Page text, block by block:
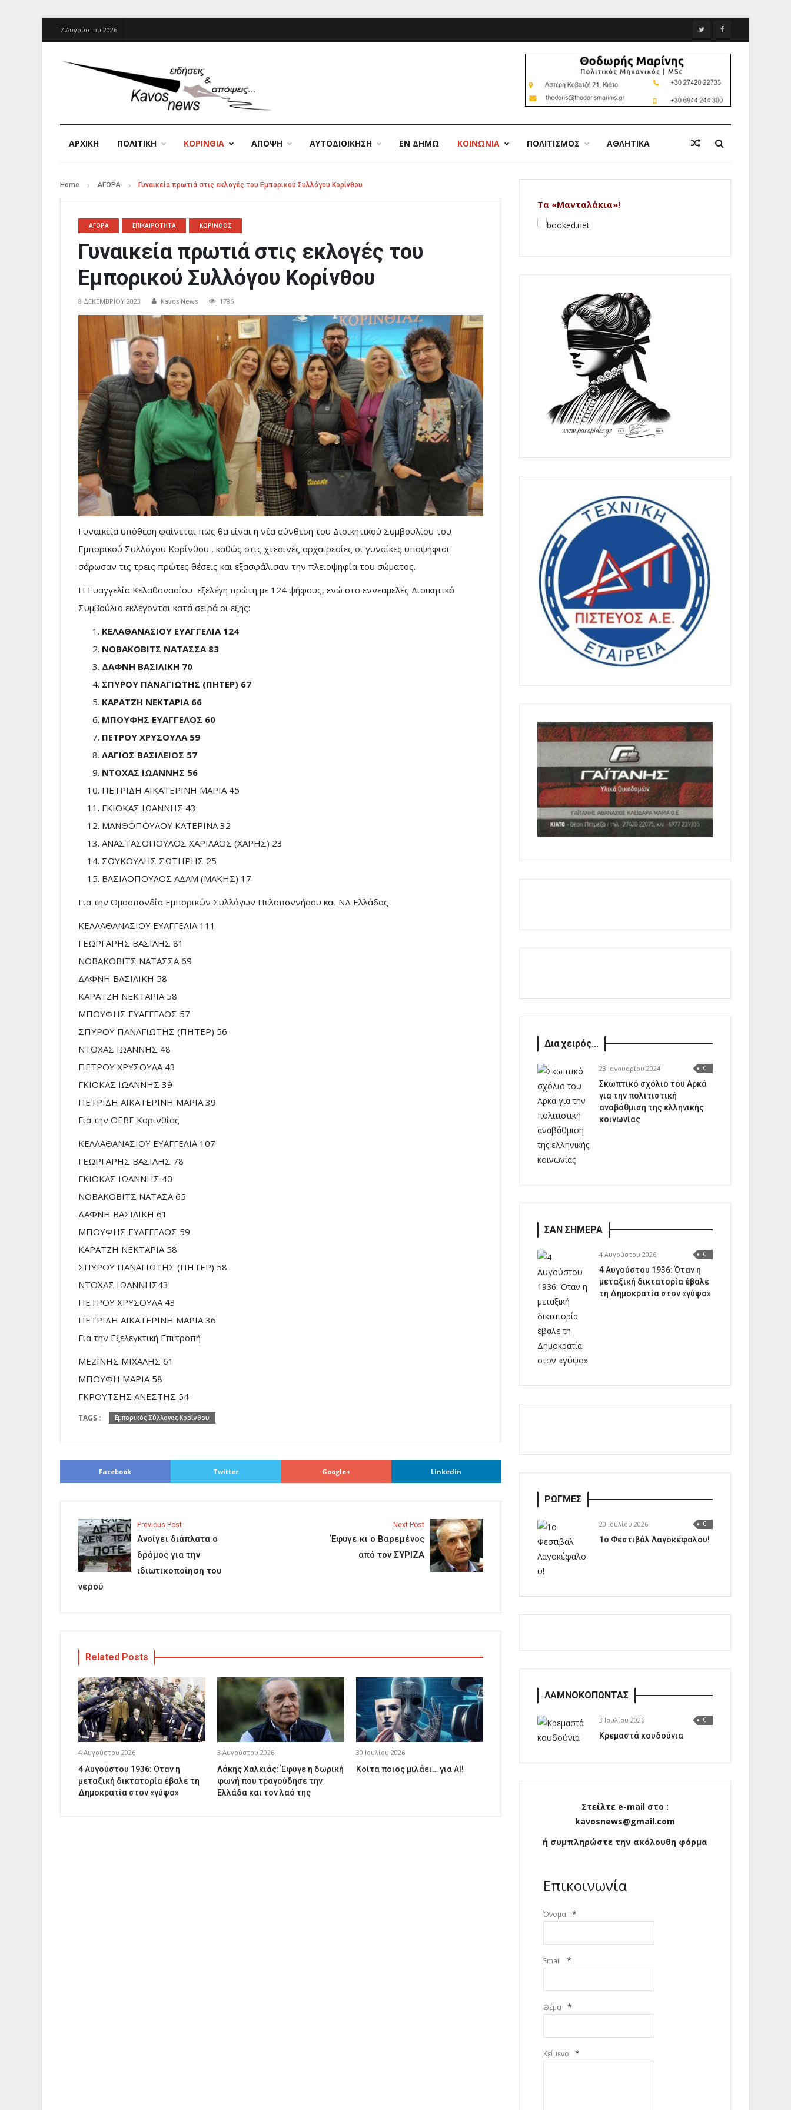
7 Αυγούστου 2026
ΑΡΧΙΚΉ ΠΟΛΙΤΙΚΗ ΚΟΡΙΝΘΙΑ ΑΠΟΨΗ ΑΥΤΟΔΙΟΙΚΗΣΗ ΕΝ ΔΗΜΩ ΚΟΙΝΩΝΙΑ ΠΟΛΙΤΙΣΜΟΣ ΑΘΛΗΤΙΚΑ
Home ΑΓΟΡΑ Γυναικεία πρωτιά στις εκλογές του Εμπορικού Συλλόγου Κορίνθου
ΑΓΟΡΑ ΕΠΙΚΑΙΡΟΤΗΤΑ ΚΟΡΙΝΘΟΣ
Γυναικεία πρωτιά στις εκλογές του
Εμπορικού Συλλόγου Κορίνθου
8 ΔΕΚΕΜΒΡΊΟΥ 2023 Kavos News 1786
Γυναικεία υπόθεση φαίνεται πως θα είναι η νέα σύνθεση του Διοικητικού Συμβουλίου του
Εμπορικού Συλλόγου Κορίνθου , καθώς στις χτεσινές αρχαιρεσίες οι γυναίκες υποψήφιοι
σάρωσαν τις τρεις πρώτες θέσεις και εξασφάλισαν την πλειοψηφία του σώματος.
Η Ευαγγελία Κελαθανασίου εξελέγη πρώτη με 124 ψήφους, ενώ στο εννεαμελές Διοικητικό
Συμβούλιο εκλέγονται κατά σειρά οι εξης:
ΚΕΛΑΘΑΝΑΣΙΟΥ ΕΥΑΓΓΕΛΙΑ 124
ΝΟΒΑΚΟΒΙΤΣ ΝΑΤΑΣΣΑ 83
ΔΑΦΝΗ ΒΑΣΙΛΙΚΗ 70
ΣΠΥΡΟΥ ΠΑΝΑΓΙΩΤΗΣ (ΠΗΤΕΡ) 67
ΚΑΡΑΤΖΗ ΝΕΚΤΑΡΙΑ 66
ΜΠΟΥΦΗΣ ΕΥΑΓΓΕΛΟΣ 60
ΠΕΤΡΟΥ ΧΡΥΣΟΥΛΑ 59
ΛΑΓΙΟΣ ΒΑΣΙΛΕΙΟΣ 57
ΝΤΟΧΑΣ ΙΩΑΝΝΗΣ 56
ΠΕΤΡΙΔΗ ΑΙΚΑΤΕΡΙΝΗ ΜΑΡΙΑ 45
ΓΚΙΟΚΑΣ ΙΩΑΝΝΗΣ 43
ΜΑΝΘΟΠΟΥΛΟΥ ΚΑΤΕΡΙΝΑ 32
ΑΝΑΣΤΑΣΟΠΟΥΛΟΣ ΧΑΡΙΛΑΟΣ (ΧΑΡΗΣ) 23
ΣΟΥΚΟΥΛΗΣ ΣΩΤΗΡΗΣ 25
ΒΑΣΙΛΟΠΟΥΛΟΣ ΑΔΑΜ (ΜΑΚΗΣ) 17
Για την Ομοσπονδία Εμπορικών Συλλόγων Πελοποννήσου και ΝΔ Ελλάδας
ΚΕΛΛΑΘΑΝΑΣΙΟΥ ΕΥΑΓΓΕΛΙΑ 111
ΓΕΩΡΓΑΡΗΣ ΒΑΣΙΛΗΣ 81
ΝΟΒΑΚΟΒΙΤΣ ΝΑΤΑΣΣΑ 69
ΔΑΦΝΗ ΒΑΣΙΛΙΚΗ 58
ΚΑΡΑΤΖΗ ΝΕΚΤΑΡΙΑ 58
ΜΠΟΥΦΗΣ ΕΥΑΓΓΕΛΟΣ 57
ΣΠΥΡΟΥ ΠΑΝΑΓΙΩΤΗΣ (ΠΗΤΕΡ) 56
ΝΤΟΧΑΣ ΙΩΑΝΝΗΣ 48
ΠΕΤΡΟΥ ΧΡΥΣΟΥΛΑ 43
ΓΚΙΟΚΑΣ ΙΩΑΝΝΗΣ 39
ΠΕΤΡΙΔΗ ΑΙΚΑΤΕΡΙΝΗ ΜΑΡΙΑ 39
Για την ΟΕΒΕ Κορινθίας
ΚΕΛΛΑΘΑΝΑΣΙΟΥ ΕΥΑΓΓΕΛΙΑ 107
ΓΕΩΡΓΑΡΗΣ ΒΑΣΙΛΗΣ 78
ΓΚΙΟΚΑΣ ΙΩΑΝΝΗΣ 40
ΝΟΒΑΚΟΒΙΤΣ ΝΑΤΑΣΑ 65
ΔΑΦΝΗ ΒΑΣΙΛΙΚΗ 61
ΜΠΟΥΦΗΣ ΕΥΑΓΓΕΛΟΣ 59
ΚΑΡΑΤΖΗ ΝΕΚΤΑΡΙΑ 58
ΣΠΥΡΟΥ ΠΑΝΑΓΙΩΤΗΣ (ΠΗΤΕΡ) 58
ΝΤΟΧΑΣ ΙΩΑΝΝΗΣ43
ΠΕΤΡΟΥ ΧΡΥΣΟΥΛΑ 43
ΠΕΤΡΙΔΗ ΑΙΚΑΤΕΡΙΝΗ ΜΑΡΙΑ 36
Για την Εξελεγκτική Επιτροπή
ΜΕΖΙΝΗΣ ΜΙΧΑΛΗΣ 61
ΜΠΟΥΦΗ ΜΑΡΙΑ 58
ΓΚΡΟΥΤΣΗΣ ΑΝΕΣΤΗΣ 54
TAGS : Εμπορικός Σύλλογος Κορίνθου
Facebook Twitter Google+ Linkedin
Previous Post
Ανοίγει διάπλατα ο
δρόμος για την
ιδιωτικοποίηση του
νερού
Next Post
Έφυγε κι ο Βαρεμένος
από τον ΣΥΡΙΖΑ
Related Posts
4 Αυγούστου 2026
4 Αυγούστου 1936: Όταν η
μεταξική δικτατορία έβαλε τη
Δημοκρατία στον «γύψο»
3 Αυγούστου 2026
Λάκης Χαλκιάς: Έφυγε η δωρική
φωνή που τραγούδησε την
Ελλάδα και τον λαό της
30 Ιουλίου 2026
Κοίτα ποιος μιλάει… για AI!
Τα «Μανταλάκια»!
Δια χειρός...
23 Ιανουαρίου 2024 0
Σκωπτικό σχόλιο του Αρκά
για την πολιτιστική
αναβάθμιση της ελληνικής
κοινωνίας
ΣΑΝ ΣΗΜΕΡΑ
4 Αυγούστου 2026 0
4 Αυγούστου 1936: Όταν η
μεταξική δικτατορία έβαλε
τη Δημοκρατία στον «γύψο»
ΡΩΓΜΕΣ
20 Ιουλίου 2026 0
1o Φεστιβάλ Λαγοκέφαλου!
ΛΑΜΝΟΚΟΠΩΝΤΑΣ
3 Ιουλίου 2026 0
Κρεμαστά κουδούνια
Στείλτε e-mail στο :
kavosnews@gmail.com
ή συμπληρώστε την ακόλουθη φόρμα
Επικοινωνία
Όνομα *
Email *
Θέμα *
Κείμενο *